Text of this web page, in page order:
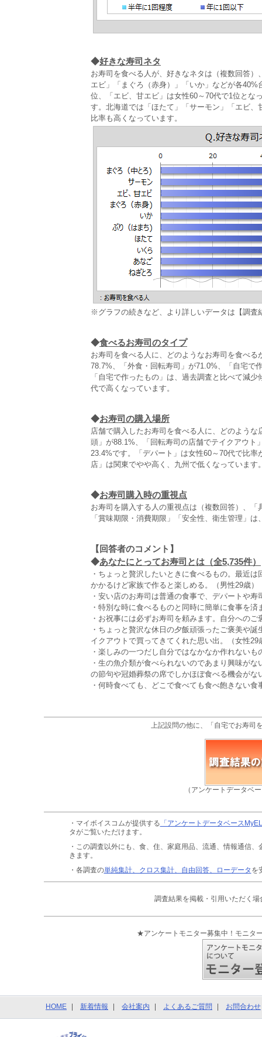
◆好きな寿司ネタ
お寿司を食べる人が、好きなネタは（複数回答
エビ」「まぐろ（赤身）」「いか」などが各
位、「エビ、甘エビ」は女性60～70代で1位とな
す。北海道では「ほたて」「サーモン」「エビ
比率も高くなっています。
※グラフの続きなど、より詳しいデータは【調査
◆食べるお寿司のタイプ
お寿司を食べる人に、どのようなお寿司を食べ
78.7%、「外食・回転寿司」が71.0%、「自宅で
「自宅で作ったもの」は、過去調査と比べて減
代で高くなっています。
◆お寿司の購入場所
店舗で購入したお寿司を食べる人に、どのよう
頭」が88.1%、「回転寿司の店舗でテイクアウ
23.4%です。「デパート」は女性60～70代で比
店」は関東でやや高く、九州で低くなっています
◆お寿司購入時の重視点
お寿司を購入する人の重視点は（複数回答）、
「賞味期限・消費期限」「安全性、衛生管理」
【回答者のコメント】
◆あなたにとってお寿司とは（全5,735件）
・ちょっと贅沢したいときに食べるもの。最近
かかるけど家族で作ると楽しめる。（男性29歳）
・安い店のお寿司は普通の食事で、デパートや
・特別な時に食べるものと同時に簡単に食事を
・お祝事には必ずお寿司を頼みます。自分への
・ちょっと贅沢な休日の夕飯頑張ったご褒美や
イクアウトで買ってきてくれた思い出。（女性29
・楽しみの一つだし自分ではなかなか作れないも
・生の魚介類が食べられないのであまり興味が
の節句や冠婚葬祭の席でしかほぼ食べる機会が
・何時食べても、どこで食べても食べ飽きない食
上記設問の他に、「自宅でお寿司
（アンケートデータベ
・マイボイスコムが提供する 「アンケートデータベース
タがご覧いただけます。
・この調査以外にも、食、住、家庭用品、流通、情報通信、
きます。
・各調査の単純集計、クロス集計、自由回答、ローデータ を
調査結果を掲載・引用いただく場
★アンケートモニター募集中！モニタ
HOME 新着情報 会社案内 よくあるご質問 お問合わせ